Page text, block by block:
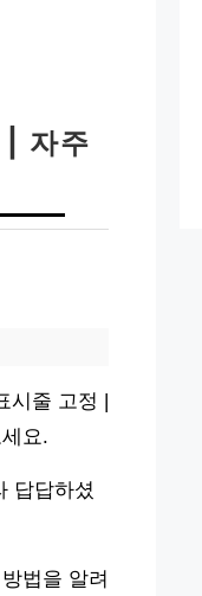
| 자주
시줄 고정 |
요.
답답하셨
법을 알려